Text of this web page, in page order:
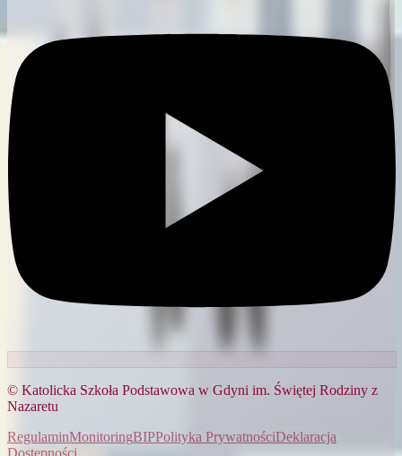
© Katolicka Szkoła Podstawowa w Gdyni im. Świętej Rodziny z
Nazaretu
RegulaminMonitoringBIPPolityka PrywatnościDeklaracja
Dostępności